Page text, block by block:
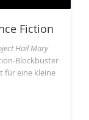
Fiction
Hail Mary
Blockbuster
für eine kleine